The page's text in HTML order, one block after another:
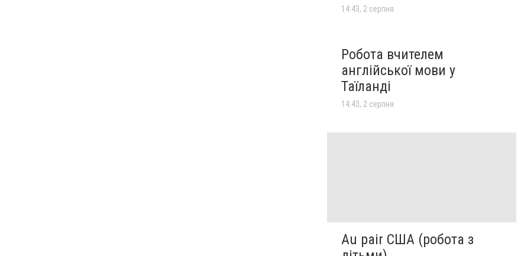
14:43, 2 серпня
Робота вчителем
англійської мови у
Таїланді
14:43, 2 серпня
Au pair США (робота з